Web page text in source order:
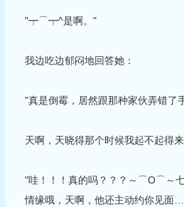
"┯⌒┯^是啊。"
我边吃边郁闷地回答她：
"真是倒霉，居然跟那种家伙弄错
天啊，天晓得那个时候我起不起得
"哇！！！真的吗？？？～⌒O⌒～
情缘哦，天啊，他还主动约你见面